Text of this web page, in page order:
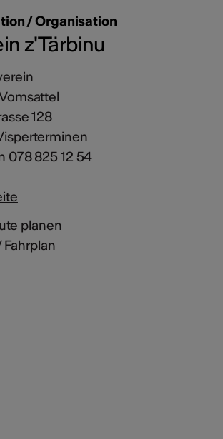
/ Organisation
z'Tärbinu
128
078 825 12 54
planen
Fahrplan